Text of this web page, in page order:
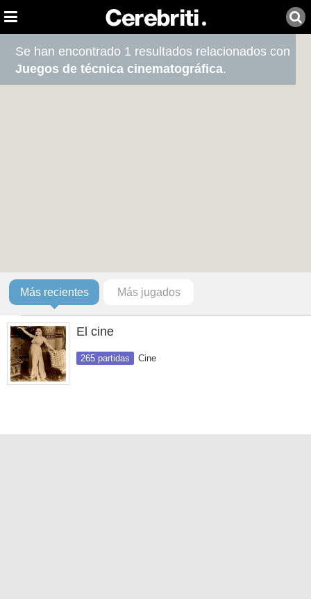
Se han encontrado 1 resultados relacionados con
Juegos de técnica cinematográfica.
Más recientes Más jugados
El cine
265 partidas Cine